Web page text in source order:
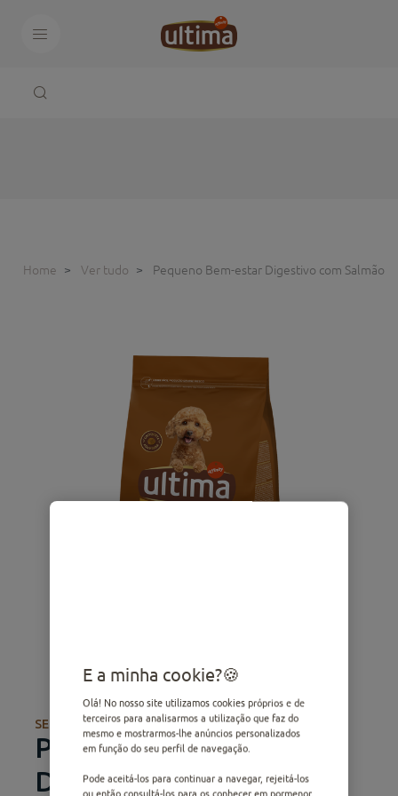
Home Ver tudo Pequeno Bem-estar Digestivo com Salmão
SECA
Pequeno Bem-estar
Digestivo com Salmão
E a minha cookie?
Olá! No nosso site utilizamos cookies próprios e de
terceiros para analisarmos a utilização que faz do
mesmo e mostrarmos-lhe anúncios personalizados
em função do seu perfil de navegação.
Pode aceitá-los para continuar a navegar, rejeitá-los
ou então consultá-los para os conhecer em pormenor.